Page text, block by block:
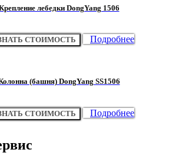
лебедки DongYang 1506
СТОИМОСТЬ Подробнее
(башня) DongYang SS1506
СТОИМОСТЬ Подробнее